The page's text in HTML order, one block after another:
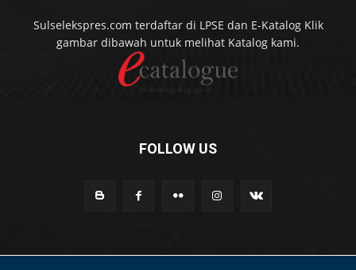
Sulselekspres.com terdaftar di LPSE dan E-Katalog Klik
gambar dibawah untuk melihat Katalog kami.
FOLLOW US